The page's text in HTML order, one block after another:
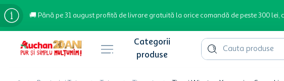
🚚 Până pe 31 august profită de livrare gratuită la orice comandă de peste 300
Cauta produse